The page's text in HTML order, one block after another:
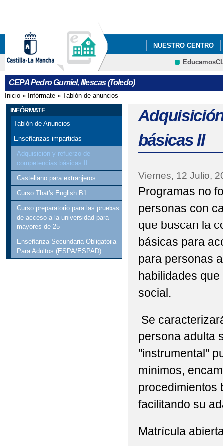
NUESTRO CENTRO
COMIENZO DE
CEPA Pedro Gumiel, Illescas (Toledo)
Se encuentra usted aquí
Inicio » Infórmate » Tablón de anuncios
INFÓRMATE
Tablón de Anuncios
Enseñanzas impartidas
Adquisición y refuerzo de
competencias básicas II
Castellano para extranjeros
Curso That's English B1
Curso preparatorio para las pruebas
de acceso a la universidad para
mayores de 25
Enseñanza Secundaria Obligatoria
Para Adultos (ESPA/ESPAD)
básicas II
Viernes, 12 Julio,
Programas no
personas con
que buscan la
básicas para
para personas
habilidades
social.
Se
persona adulta
"instrumental"
mínimos,
procedimientos
facilitando su
Matrícula